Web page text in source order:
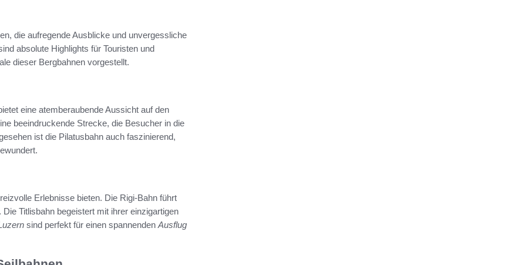
die aufregende Ausblicke und unvergessliche
absolute Highlights für Touristen und
dieser Bergbahnen vorgestellt.
eine atemberaubende Aussicht auf den
beeindruckende Strecke, die Besucher in die
ist die Pilatusbahn auch faszinierend,
Erlebnisse bieten. Die Rigi-Bahn führt
Titlisbahn begeistert mit ihrer einzigartigen
sind perfekt für einen spannenden Ausflug